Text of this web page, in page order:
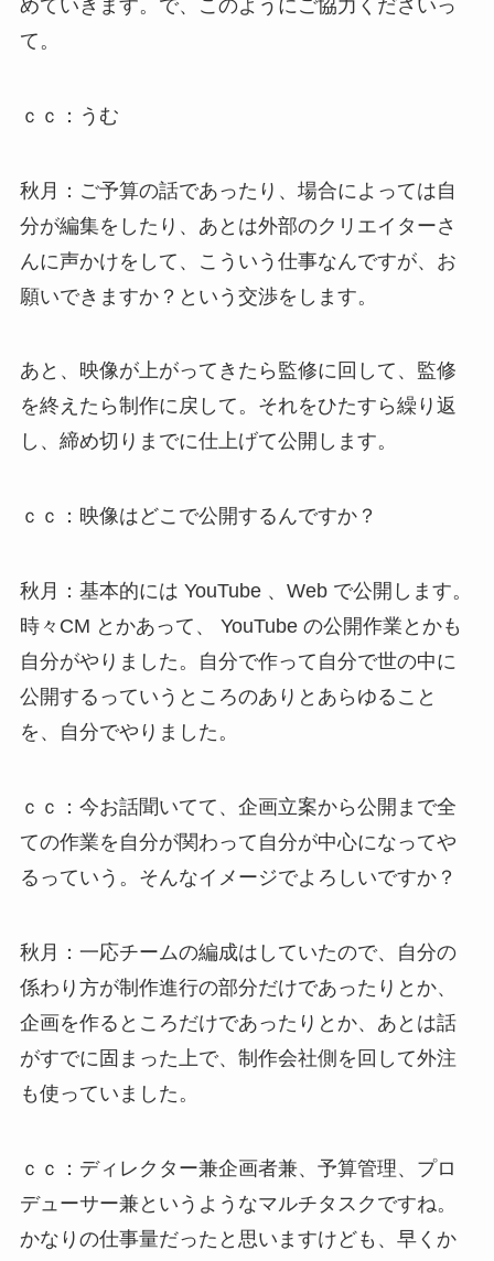
めていきます。で、このようにご協力くださいっ
て。
ｃｃ：うむ
秋月：ご予算の話であったり、場合によっては自
分が編集をしたり、あとは外部のクリエイターさ
んに声かけをして、こういう仕事なんですが、お
願いできますか？という交渉をします。
あと、映像が上がってきたら監修に回して、監修
を終えたら制作に戻して。それをひたすら繰り返
し、締め切りまでに仕上げて公開します。
ｃｃ：映像はどこで公開するんですか？
秋月：基本的には YouTube 、Web で公開します。
時々CM とかあって、 YouTube の公開作業とかも
自分がやりました。自分で作って自分で世の中に
公開するっていうところのありとあらゆること
を、自分でやりました。
ｃｃ：今お話聞いてて、企画立案から公開まで全
ての作業を自分が関わって自分が中心になってや
るっていう。そんなイメージでよろしいですか？
秋月：一応チームの編成はしていたので、自分の
係わり方が制作進行の部分だけであったりとか、
企画を作るところだけであったりとか、あとは話
がすでに固まった上で、制作会社側を回して外注
も使っていました。
ｃｃ：ディレクター兼企画者兼、予算管理、プロ
デューサー兼というようなマルチタスクですね。
かなりの仕事量だったと思いますけども、早くか